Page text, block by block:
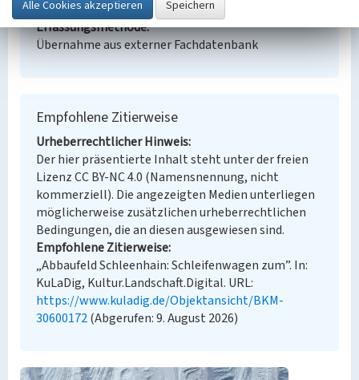
Keine Angabe
Erfassungsmethode
Übernahme aus externer Fachdatenbank
Empfohlene Zitierweise
Urheberrechtlicher Hinweis
Der hier präsentierte Inhalt steht unter der freien
Lizenz CC BY-NC 4.0 (Namensnennung, nicht
kommerziell). Die angezeigten Medien unterliegen
möglicherweise zusätzlichen urheberrechtlichen
Bedingungen, die an diesen ausgewiesen sind.
Empfohlene Zitierweise
„Abbaufeld Schleenhain: Schleifenwagen zum”. In:
KuLaDig, Kultur.Landschaft.Digital. URL:
https://www.kuladig.de/Objektansicht/BKM-
30600172(Abgerufen: 9. August 2026)